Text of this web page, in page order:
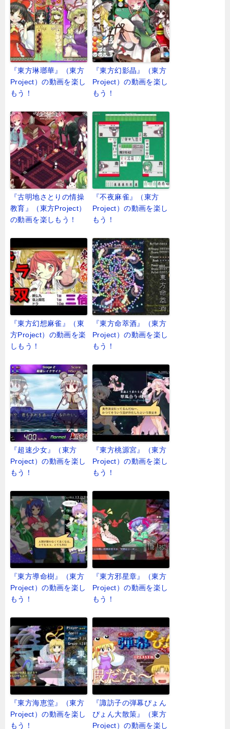
『東方琳瑯華』（東方
Project）の動画を楽し
もう！
『東方幻影晶』（東方
Project）の動画を楽し
もう！
『古明地さとりの情操
教育』（東方Project）
の動画を楽しもう！
『不夜麻雀』（東方
Project）の動画を楽し
もう！
『東方幻想麻雀』（東
方Project）の動画を楽
しもう！
『東方命萃酒』（東方
Project）の動画を楽し
もう！
『超速少女』（東方
Project）の動画を楽し
もう！
『東方桃源宮』（東方
Project）の動画を楽し
もう！
『東方導命樹』（東方
Project）の動画を楽し
もう！
『東方邪星章』（東方
Project）の動画を楽し
もう！
『東方海恵堂』（東方
Project）の動画を楽し
もう！
『諏訪子の弾幕ぴょん
ぴょん大散策』（東方
Project）の動画を楽し